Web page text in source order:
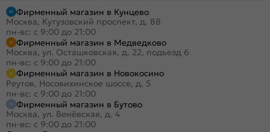
Фирменный магазин в Кунцево
Москва, Кутузовский проспект, д. 88
пн-вс: с 9:00 до 21:00
Фирменный магазин в Медведково
Москва, ул. Осташковская, д. 22, подъезд 6
пн-вс: с 9:00 до 21:00
Фирменный магазин в Новокосино
Реутов, Носовихинское шоссе, д. 5
пн-вс: с 9:00 до 21:00
Фирменный магазин в Бутово
Москва, ул. Венёвская, д. 4
пн-вс: с 9:00 до 21:00